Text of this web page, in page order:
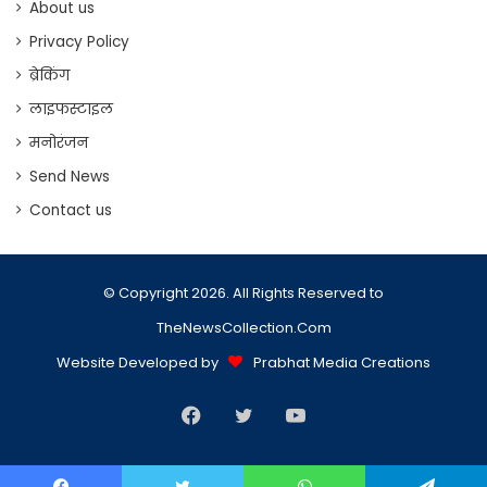
About us
Privacy Policy
ब्रेकिंग
लाइफस्टाइल
मनोरंजन
Send News
Contact us
© Copyright 2026. All Rights Reserved to
TheNewsCollection.Com
Website Developed by
Prabhat Media Creations
Facebook
TwitterYouTube